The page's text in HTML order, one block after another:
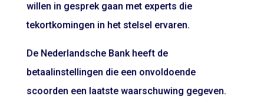
willen in gesprek gaan met experts die
tekortkomingen in het stelsel ervaren.
De Nederlandsche Bank heeft de
betaalinstellingen die een onvoldoende
scoorden een laatste waarschuwing gegeven.